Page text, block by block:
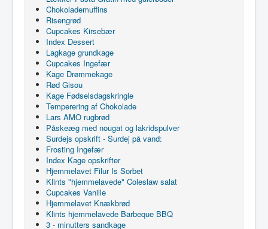
Chokolademuffins
Risengrød
Cupcakes Kirsebær
Index Dessert
Lagkage grundkage
Cupcakes Ingefær
Kage Drømmekage
Rød Gisou
Kage Fødselsdagskringle
Temperering af Chokolade
Lars AMO rugbrød
Påskeæg med nougat og lakridspulver
Surdejs opskrift - Surdej på vand:
Frosting Ingefær
Index Kage opskrifter
Hjemmelavet Filur Is Sorbet
Klints "hjemmelavede" Coleslaw salat
Cupcakes Vanille
Hjemmelavet Knækbrød
Klints hjemmelavede Barbeque BBQ
3 - minutters sandkage